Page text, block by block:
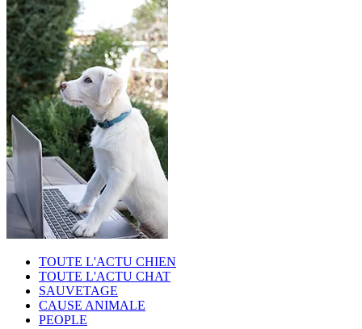
TOUTE L'ACTU CHIEN
TOUTE L'ACTU CHAT
SAUVETAGE
CAUSE ANIMALE
PEOPLE